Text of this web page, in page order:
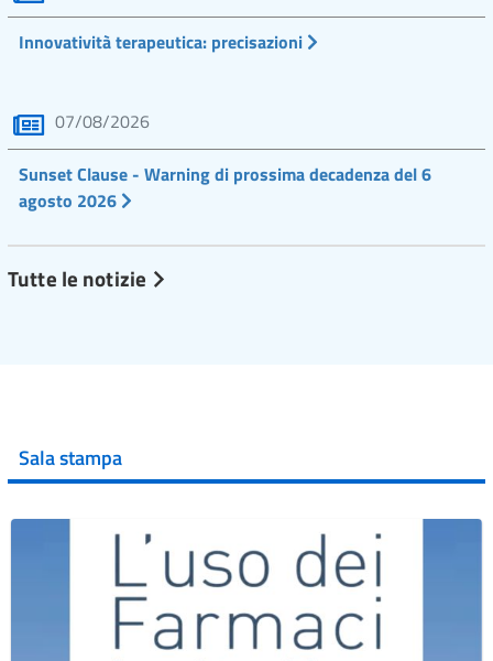
Innovatività terapeutica: precisazioni
07/08/2026
Sunset Clause - Warning di prossima decadenza del 6
agosto 2026
Tutte le notizie
Sala stampa